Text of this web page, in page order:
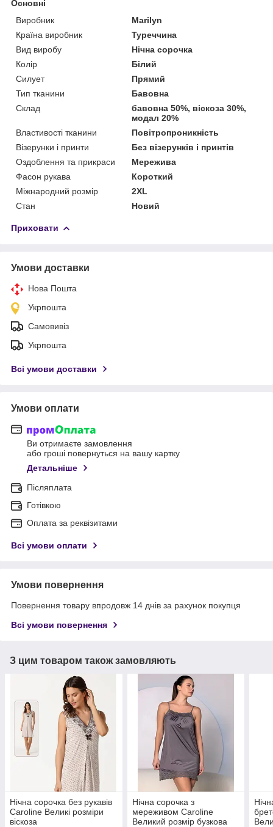
Основні
Виробник
Marilyn
Країна виробник
Туреччина
Вид виробу
Нічна сорочка
Колір
Білий
Силует
Прямий
Тип тканини
Бавовна
Склад
бавовна 50%, віскоза 30%,
модал 20%
Властивості тканини
Повітропроникність
Візерунки і принти
Без візерунків і принтів
Оздоблення та прикраси
Мережива
Фасон рукава
Короткий
Міжнародний розмір
2XL
Стан
Новий
Приховати
Умови доставки
Нова Пошта
Укрпошта
Самовивіз
Укрпошта
Всі умови доставки
Умови оплати
Ви отримаєте замовлення
або гроші повернуться на вашу картку
Детальніше
Післяплата
Готівкою
Оплата за реквізитами
Всі умови оплати
Умови повернення
Повернення товару впродовж 14 днів за рахунок покупця
Всі умови повернення
З цим товаром також замовляють
Нічна сорочка без рукавів
Caroline Великі розміри
віскоза
Нічна сорочка з
мереживом Caroline
Великий розмір бузкова